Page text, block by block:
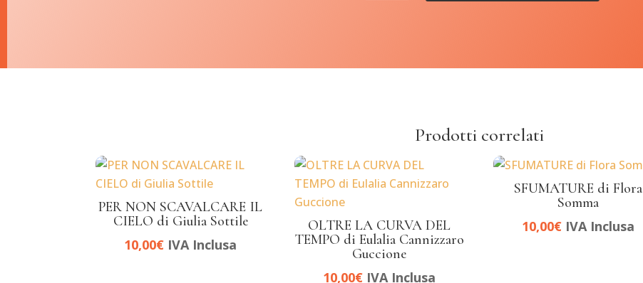
Prodotti correlati
PER NON SCAVALCARE IL
CIELO di Giulia Sottile
10,00€ IVA Inclusa
OLTRE LA CURVA DEL
TEMPO di Eulalia Cannizzaro
Guccione
10,00€ IVA Inclusa
SFUMATURE di Flora
Somma
10,00€ IVA Inclusa